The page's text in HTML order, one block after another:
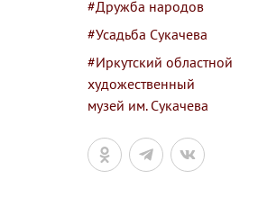
#Дружба народов
#Усадьба Сукачева
#Иркутский областной
художественный
музей им. Сукачева